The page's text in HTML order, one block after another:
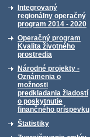
Integrovaný
regionálny operačný
program 2014 - 2020
Operačný program
Kvalita životného
prostredia
Národné projekty -
Oznámenia o
možnosti
predkladania žiadostí
o poskytnutie
finančného príspevku
Štatistiky